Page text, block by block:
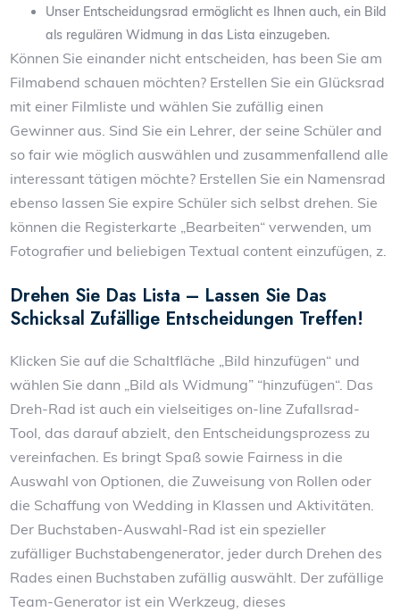
Unser Entscheidungsrad ermöglicht es Ihnen auch, ein Bild
als regulären Widmung in das Lista einzugeben.
Können Sie einander nicht entscheiden, has been Sie am
Filmabend schauen möchten? Erstellen Sie ein Glücksrad
mit einer Filmliste und wählen Sie zufällig einen
Gewinner aus. Sind Sie ein Lehrer, der seine Schüler and
so fair wie möglich auswählen und zusammenfallend alle
interessant tätigen möchte? Erstellen Sie ein Namensrad
ebenso lassen Sie expire Schüler sich selbst drehen. Sie
können die Registerkarte „Bearbeiten“ verwenden, um
Fotografier und beliebigen Textual content einzufügen, z.
Drehen Sie Das Lista – Lassen Sie Das
Schicksal Zufällige Entscheidungen Treffen!
Klicken Sie auf die Schaltfläche „Bild hinzufügen“ und
wählen Sie dann „Bild als Widmung” “hinzufügen“. Das
Dreh-Rad ist auch ein vielseitiges on-line Zufallsrad-
Tool, das darauf abzielt, den Entscheidungsprozess zu
vereinfachen. Es bringt Spaß sowie Fairness in die
Auswahl von Optionen, die Zuweisung von Rollen oder
die Schaffung von Wedding in Klassen und Aktivitäten.
Der Buchstaben-Auswahl-Rad ist ein spezieller
zufälliger Buchstabengenerator, jeder durch Drehen des
Rades einen Buchstaben zufällig auswählt. Der zufällige
Team-Generator ist ein Werkzeug, dieses